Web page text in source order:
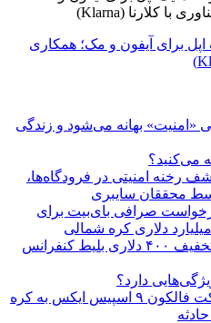
برای آیفون و مک؛ همکاری
«امنیت» بهانه می‌شود و زندگی
می‌کنید؟
رخنه امنیتی در فرودگاه‌ها،
محققان سایبری
صرافی بای‌بیت برای
فرصت استثنایی: دریافت تخفیف ۴۰۰ دلاری بلیط کنفرانس
دارد؟
برخورد قطعه غیرفعال راکت فالکون ۹ اسپیس ایکس به کره